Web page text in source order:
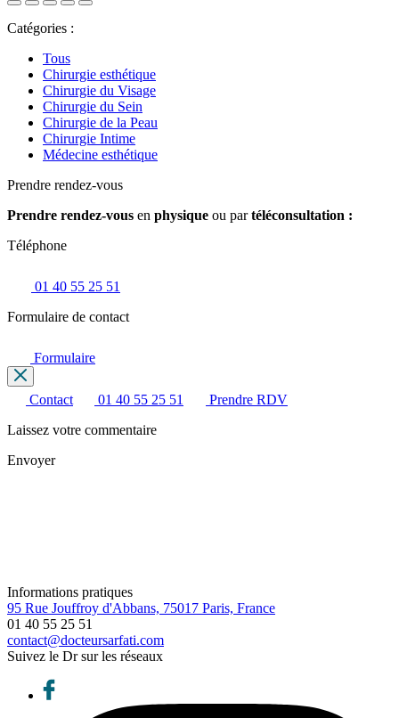
Catégories :
Tous
Chirurgie esthétique
Chirurgie du Visage
Chirurgie du Sein
Chirurgie de la Peau
Chirurgie Intime
Médecine esthétique
Prendre rendez-vous
Prendre rendez-vous en physique ou partéléconsultation :
Téléphone
01 40 55 25 51
Formulaire de contact
Formulaire
Contact 01 40 55 25 51
Prendre RDV
Laissez votre commentaire
Envoyer
Informations pratiques
95 Rue Jouffroy d'Abbans, 75017 Paris, France
01 40 55 25 51
contact@docteursarfati.com
Suivez le Dr sur les réseaux